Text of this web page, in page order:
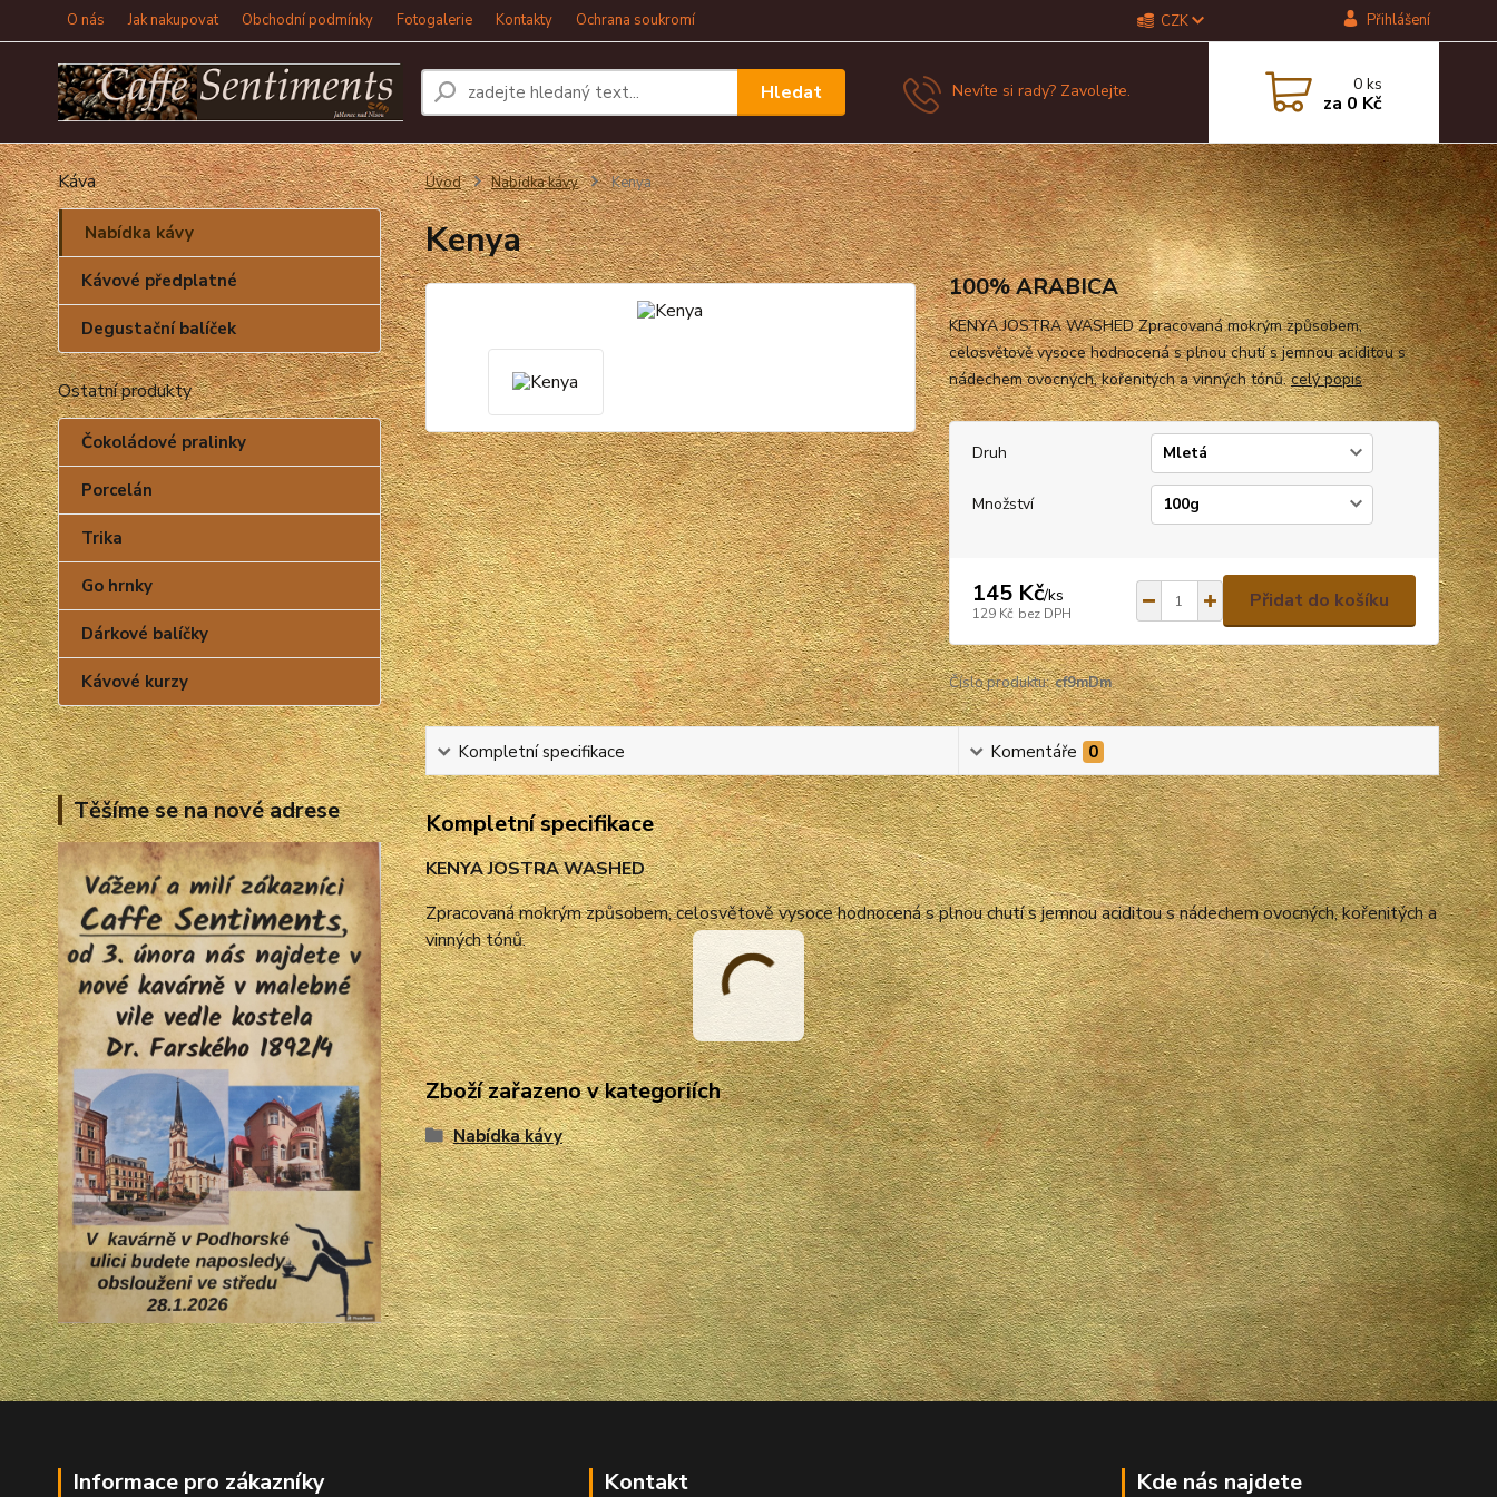
O nás Jak nakupovat Obchodní podmínky Fotogalerie Kontakty Ochrana soukromí CZK Přihlášení
Hledat Nevíte si rady? Zavolejte. 0ks
za 0 Kč
Káva
Nabídka kávy
Kávové předplatné
Degustační balíček
Ostatní produkty
Čokoládové pralinky
Porcelán
Trika
Go hrnky
Dárkové balíčky
Kávové kurzy
Těšíme se na nové adrese
Úvod Nabídka kávy Kenya
Kenya
100% ARABICA
KENYA JOSTRA WASHED Zpracovaná mokrým způsobem,
celosvětově vysoce hodnocená s plnou chutí s jemnou aciditou s
nádechem ovocných, kořenitých a vinných tónů.celý popis
Druh
Množství
145 Kč/ks
129 Kč bez DPH
Přidat do košíku
Číslo produktu: cf9mDm
Kompletní specifikace Komentáře 0
Kompletní specifikace
KENYA JOSTRA WASHED
Zpracovaná mokrým způsobem, celosvětově vysoce hodnocená s plnou chutí s jemnou aciditou s nádechem ovocných, kořenitých a
vinných tónů.
Zboží zařazeno v kategoriích
Nabídka kávy
Informace pro zákazníky Kontakt Kde nás najdete